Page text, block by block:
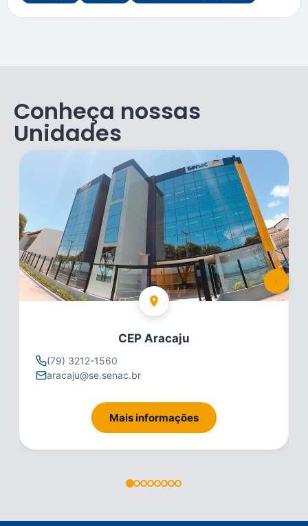
Conheça nossas
Unidades
CEP Aracaju
(79) 3212-1560
aracaju@se.senac.br
Mais informações